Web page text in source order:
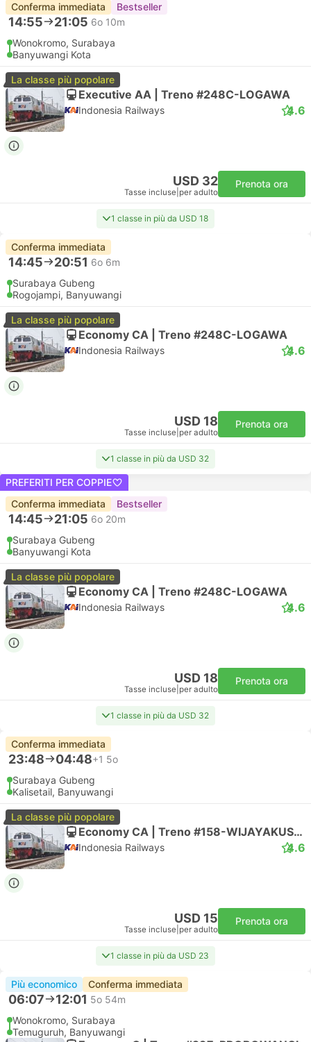
Conferma immediata
Bestseller
14:55 21:05 6o 10m
Wonokromo, Surabaya
Banyuwangi Kota
La classe più popolare
Executive AA | Treno #248C-LOGAWA
Indonesia Railways 4.6
USD 32
Tasse incluse per adulto
Prenota ora
1 classe in più da USD 18
Conferma immediata
14:45 20:51 6o 6m
Surabaya Gubeng
Rogojampi, Banyuwangi
La classe più popolare
Economy CA | Treno #248C-LOGAWA
Indonesia Railways 4.6
USD 18
Tasse incluse per adulto
Prenota ora
1 classe in più da USD 32
PREFERITI PER COPPIE
Conferma immediata
Bestseller
14:45 21:05 6o 20m
Surabaya Gubeng
Banyuwangi Kota
La classe più popolare
Economy CA | Treno #248C-LOGAWA
Indonesia Railways 4.6
USD 18
Tasse incluse per adulto
Prenota ora
1 classe in più da USD 32
Conferma immediata
23:48 04:48+1 5o
Surabaya Gubeng
Kalisetail, Banyuwangi
La classe più popolare
Economy CA | Treno #158-WIJAYAKUSUMA
Indonesia Railways 4.6
USD 15
Tasse incluse per adulto
Prenota ora
1 classe in più da USD 23
Più economico Conferma immediata
06:07 12:01 5o 54m
Wonokromo, Surabaya
Temuguruh, Banyuwangi